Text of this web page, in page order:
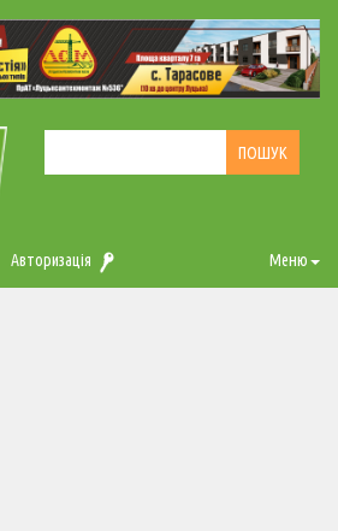
Авторизація Меню